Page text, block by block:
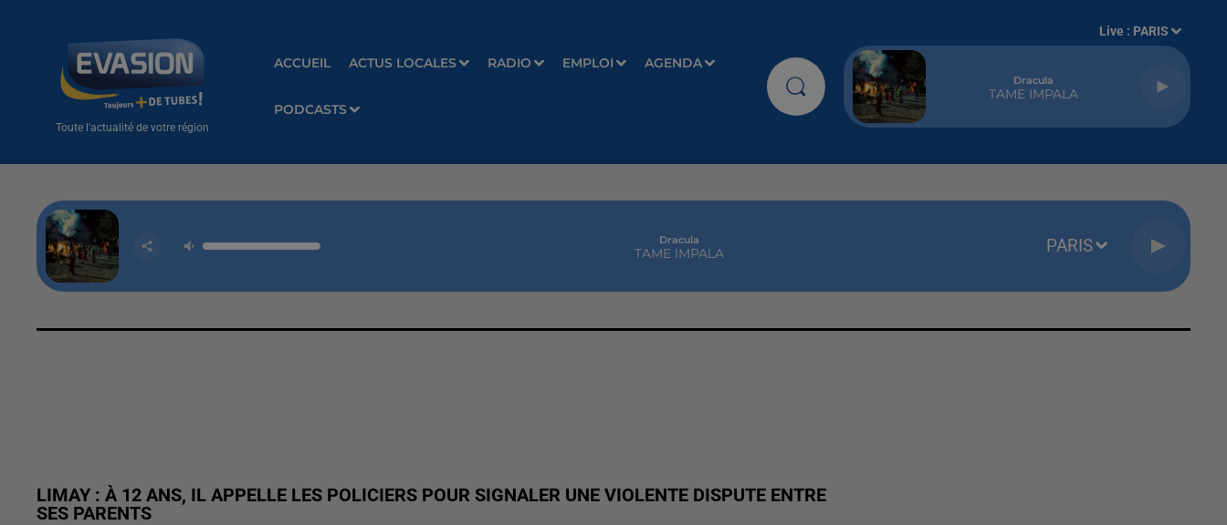
Toute l'actualité de votre région
ACCUEIL ACTUS LOCALES RADIO EMPLOI AGENDA
PODCASTS
Live : PARIS
Dracula
TAME IMPALA
Dracula
TAME IMPALA PARIS
LIMAY : À 12 ANS, IL APPELLE LES POLICIERS POUR SIGNALER UNE VIOLENTE DISPUTE ENTRE
SES PARENTS